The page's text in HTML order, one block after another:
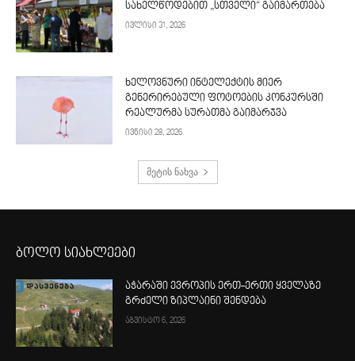
სახელწოდებით „სთველი“ გაიმართება
ივლისი 31, 2026
ხელოვნური ინტელექტის მიერ
გენერირებული ფოტოების კონკურსში
რეალურმა სურათმა გაიმარჯვა
ივნისი 28, 2026
მეტის ნახვა
ბოლო სიახლეები
აჭარაში ევროპის ერთ-ერთი ყველაზე
გრძელი ზიპლაინი შენდება
აგვისტო 6, 2026